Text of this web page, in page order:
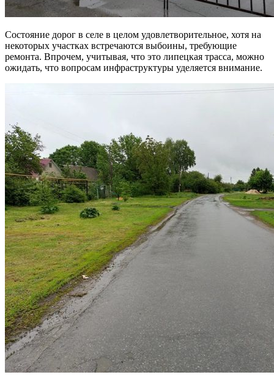
Состояние дорог в селе в целом удовлетворительное, хотя на
некоторых участках встречаются выбоины, требующие
ремонта. Впрочем, учитывая, что это липецкая трасса, можно
ожидать, что вопросам инфраструктуры уделяется внимание.